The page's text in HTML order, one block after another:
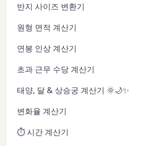
반지 사이즈 변환기
원형 면적 계산기
연봉 인상 계산기
초과 근무 수당 계산기
태양, 달 & 상승궁 계산기 🌞🌙✨
변화율 계산기
⏱️ 시간 계산기